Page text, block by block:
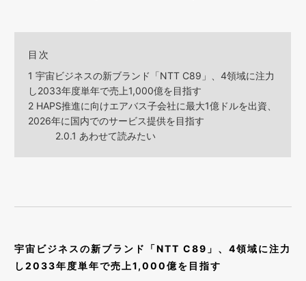
目次
1 宇宙ビジネスの新ブランド「NTT C89」、4領域に注力
し2033年度単年で売上1,000億を目指す
2 HAPS推進に向けエアバス子会社に最大1億ドルを出資、
2026年に国内でのサービス提供を目指す
2.0.1 あわせて読みたい
宇宙ビジネスの新ブランド「NTT C89」、4領域に注力
し2033年度単年で売上1,000億を目指す